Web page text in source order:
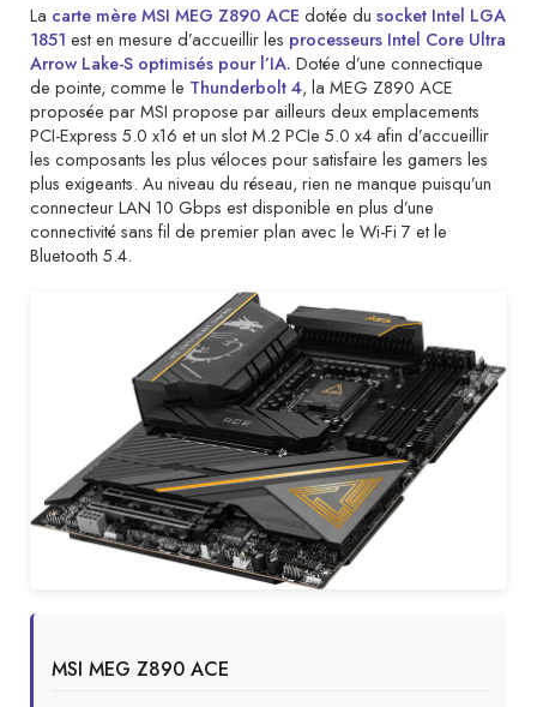
La carte mère MSI MEG Z890 ACE dotée du socket Intel LGA
1851 est en mesure d’accueillir les processeurs Intel Core Ultra
Arrow Lake-S optimisés pour l’IA. Dotée d’une connectique
de pointe, comme le Thunderbolt 4, la MEG Z890 ACE
proposée par MSI propose par ailleurs deux emplacements
PCI-Express 5.0 x16 et un slot M.2 PCIe 5.0 x4 afin d’accueillir
les composants les plus véloces pour satisfaire les gamers les
plus exigeants. Au niveau du réseau, rien ne manque puisqu’un
connecteur LAN 10 Gbps est disponible en plus d’une
connectivité sans fil de premier plan avec le Wi-Fi 7 et le
Bluetooth 5.4.
MSI MEG Z890 ACE